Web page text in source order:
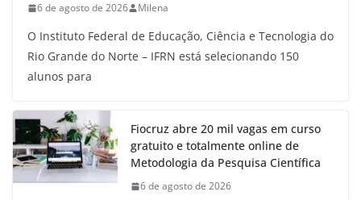
6 de agosto de 2026 Milena
O Instituto Federal de Educação, Ciência e Tecnologia do
Rio Grande do Norte – IFRN está selecionando 150
alunos para
Fiocruz abre 20 mil vagas em curso
gratuito e totalmente online de
Metodologia da Pesquisa Científica
6 de agosto de 2026